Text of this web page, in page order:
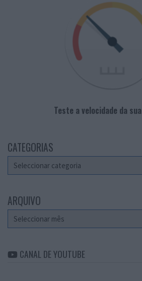
Teste a velocidade da
CATEGORIAS
Categorias
ARQUIVO
Arquivo
CANAL DE YOUTUBE